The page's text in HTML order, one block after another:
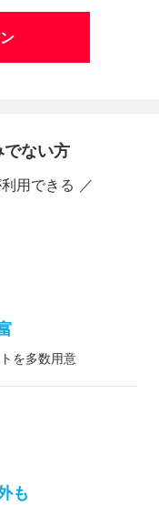
ない方
用できる ／
を多数用意
も